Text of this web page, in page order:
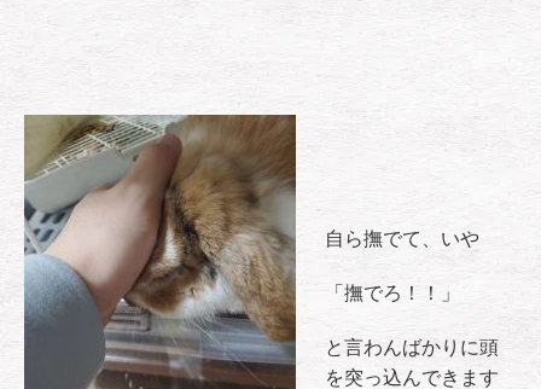
自ら撫でて、いや
「撫でろ！！」
と言わんばかりに頭
を突っ込んできます